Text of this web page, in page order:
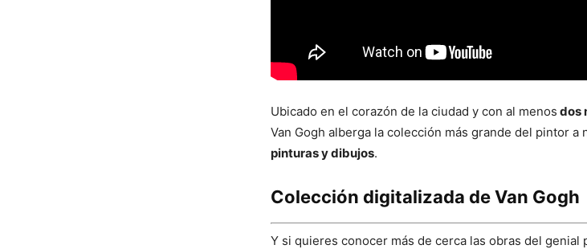
Ubicado en el corazón de la ciudad y con al menos dos
Van Gogh alberga la colección más grande del pintor a
pinturas y dibujos.
Colección digitalizada de Van Gogh
Y si quieres conocer más de cerca las obras del genial